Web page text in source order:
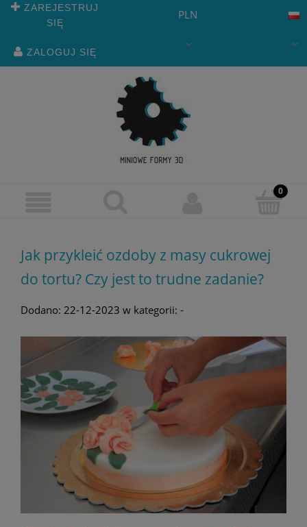
ZAREJESTRUJ
SIĘ
ZALOGUJ SIĘ
PLN
Jak przykleić ozdoby z masy cukrowej
do tortu? Czy jest to trudne zadanie?
Dodano: 22-12-2023 w kategorii: -